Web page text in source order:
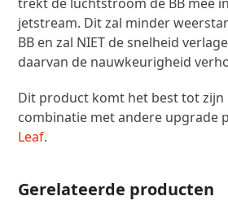
jetstream. Dit zal minder
BB en zal NIET de snelheid
daarvan de nauwkeurigheid
Dit product komt het best tot zijn
combinatie met andere upgrade
Leaf.
Gerelateerde producten